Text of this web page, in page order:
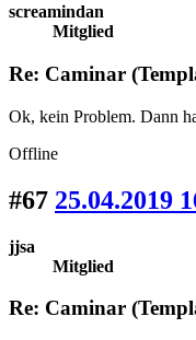
screamindan
Mitglied
Re: Caminar
Ok, kein Problem. Dann
Offline
#67 25.04.2019
jjsa
Mitglied
Re: Caminar